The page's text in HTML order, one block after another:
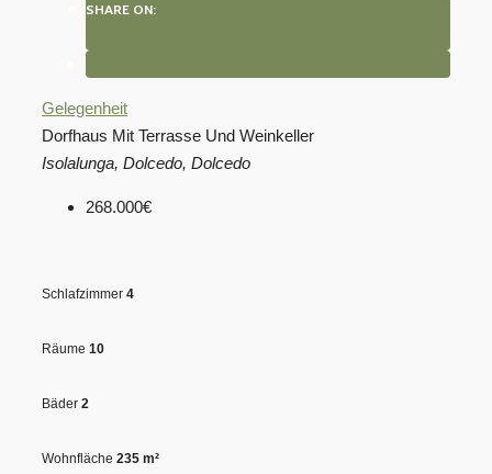
SHARE ON:
Gelegenheit
Dorfhaus Mit Terrasse Und Weinkeller
Isolalunga, Dolcedo, Dolcedo
268.000€
Schlafzimmer 4
Räume 10
Bäder 2
Wohnfläche 235 m²